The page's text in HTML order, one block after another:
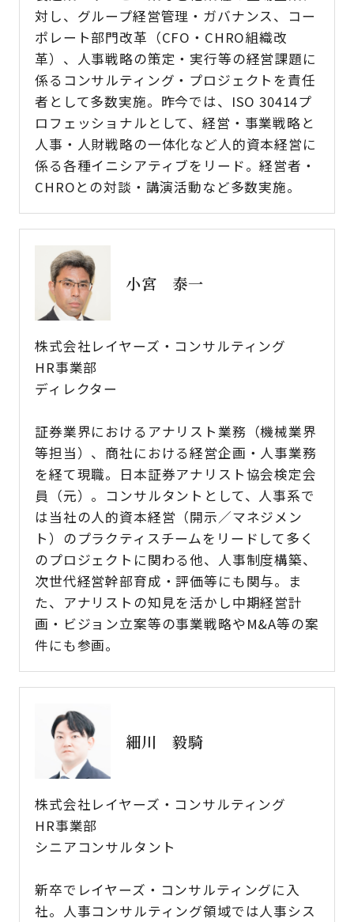
対し、グループ経営管理・ガバナンス、コー
ポレート部門改革（CFO・CHRO組織改
革）、人事戦略の策定・実行等の経営課題に
係るコンサルティング・プロジェクトを責任
者として多数実施。昨今では、ISO 30414プ
ロフェッショナルとして、経営・事業戦略と
人事・人財戦略の一体化など人的資本経営に
係る各種イニシアティブをリード。経営者・
CHROとの対談・講演活動など多数実施。
小宮 泰一
株式会社レイヤーズ・コンサルティング
HR事業部
ディレクター
証券業界におけるアナリスト業務（機械業界
等担当）、商社における経営企画・人事業務
を経て現職。日本証券アナリスト協会検定会
員（元）。コンサルタントとして、人事系で
は当社の人的資本経営（開示／マネジメン
ト）のプラクティスチームをリードして多く
のプロジェクトに関わる他、人事制度構築、
次世代経営幹部育成・評価等にも関与。ま
た、アナリストの知見を活かし中期経営計
画・ビジョン立案等の事業戦略やM&A等の案
件にも参画。
細川 毅騎
株式会社レイヤーズ・コンサルティング
HR事業部
シニアコンサルタント
新卒でレイヤーズ・コンサルティングに入
社。人事コンサルティング領域では人事シス